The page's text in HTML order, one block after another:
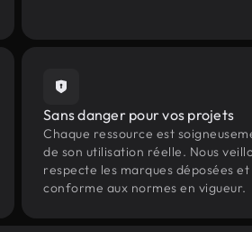
Sans danger pour vos projets
Chaque ressource est
de son utilisation réelle. Nous
respecte les marques déposées
conforme aux normes en vigueur.